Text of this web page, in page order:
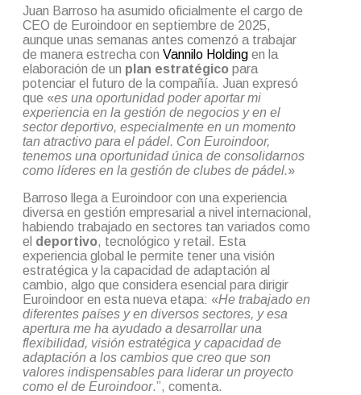
Juan Barroso ha asumido oficialmente el cargo de
CEO de Euroindoor en septiembre de 2025,
aunque unas semanas antes comenzó a trabajar
de manera estrecha con Vannilo Holding en la
elaboración de un plan estratégico para
potenciar el futuro de la compañía. Juan expresó
que «es una oportunidad poder aportar mi
experiencia en la gestión de negocios y en el
sector deportivo, especialmente en un momento
tan atractivo para el pádel. Con Euroindoor,
tenemos una oportunidad única de consolidarnos
como líderes en la gestión de clubes de pádel.»
Barroso llega a Euroindoor con una experiencia
diversa en gestión empresarial a nivel internacional,
habiendo trabajado en sectores tan variados como
el deportivo, tecnológico y retail. Esta
experiencia global le permite tener una visión
estratégica y la capacidad de adaptación al
cambio, algo que considera esencial para dirigir
Euroindoor en esta nueva etapa: «He trabajado en
diferentes países y en diversos sectores, y esa
apertura me ha ayudado a desarrollar una
flexibilidad, visión estratégica y capacidad de
adaptación a los cambios que creo que son
valores indispensables para liderar un proyecto
como el de Euroindoor.”, comenta.